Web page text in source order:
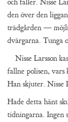
och faller. Nisse
den över den
trädgården —
dvärgarna. Tunga
Nisse Larsson
fallne polisen, vars
Han skjuter. Nisse
Hade detta hänt
tidningarna. Ingen